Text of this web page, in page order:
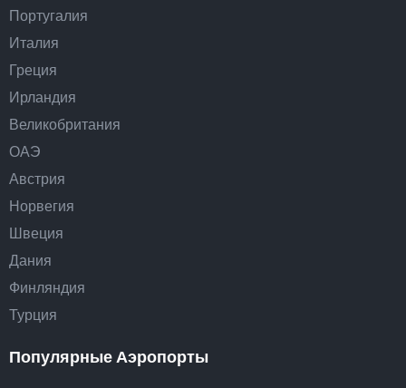
Португалия
Италия
Греция
Ирландия
Великобритания
ОАЭ
Австрия
Норвегия
Швеция
Дания
Финляндия
Турция
Популярные Аэропорты